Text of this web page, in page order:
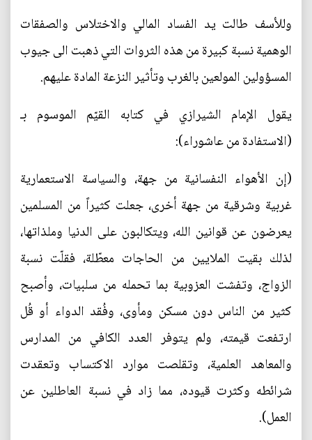
وللأسف طالت يد الفساد المالي والاختلاس والصفقات
الوهمية نسبة كبيرة من هذه الثروات التي ذهبت الى جيوب
المسؤولين المولعين بالغرب وتأثير النزعة المادة عليهم.
يقول الإمام الشيرازي في كتابه القيّم الموسوم بـ
(الاستفادة من عاشوراء):
(إن الأهواء النفسانية من جهة، والسياسة الاستعمارية
غربية وشرقية من جهة أخرى، جعلت كثيراً من المسلمين
يعرضون عن قوانين الله، ويتكالبون على الدنيا وملذاتها،
لذلك بقيت الملايين من الحاجات معطّلة، فقلّت نسبة
الزواج، وتفشت العزوبية بما تحمله من سلبيات، وأصبح
كثير من الناس دون مسكن ومأوى، وفُقد الدواء أو قُل
ارتفعت قيمته، ولم يتوفر العدد الكافي من المدارس
والمعاهد العلمية، وتقلصت موارد الاكتساب وتعقدت
شرائطه وكثرت قيوده، مما زاد في نسبة العاطلين عن
العمل).